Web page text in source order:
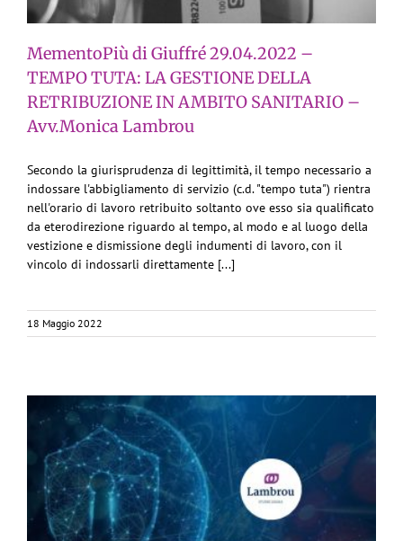
MementoPiù di Giuffré 29.04.2022 –
TEMPO TUTA: LA GESTIONE DELLA
RETRIBUZIONE IN AMBITO SANITARIO –
Avv.Monica Lambrou
Secondo la giurisprudenza di legittimità, il tempo necessario a
indossare l'abbigliamento di servizio (c.d. "tempo tuta") rientra
nell'orario di lavoro retribuito soltanto ove esso sia qualificato
da eterodirezione riguardo al tempo, al modo e al luogo della
vestizione e dismissione degli indumenti di lavoro, con il
vincolo di indossarli direttamente [...]
18 Maggio 2022